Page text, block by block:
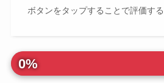
ボタンをタップすることで評価す
0%